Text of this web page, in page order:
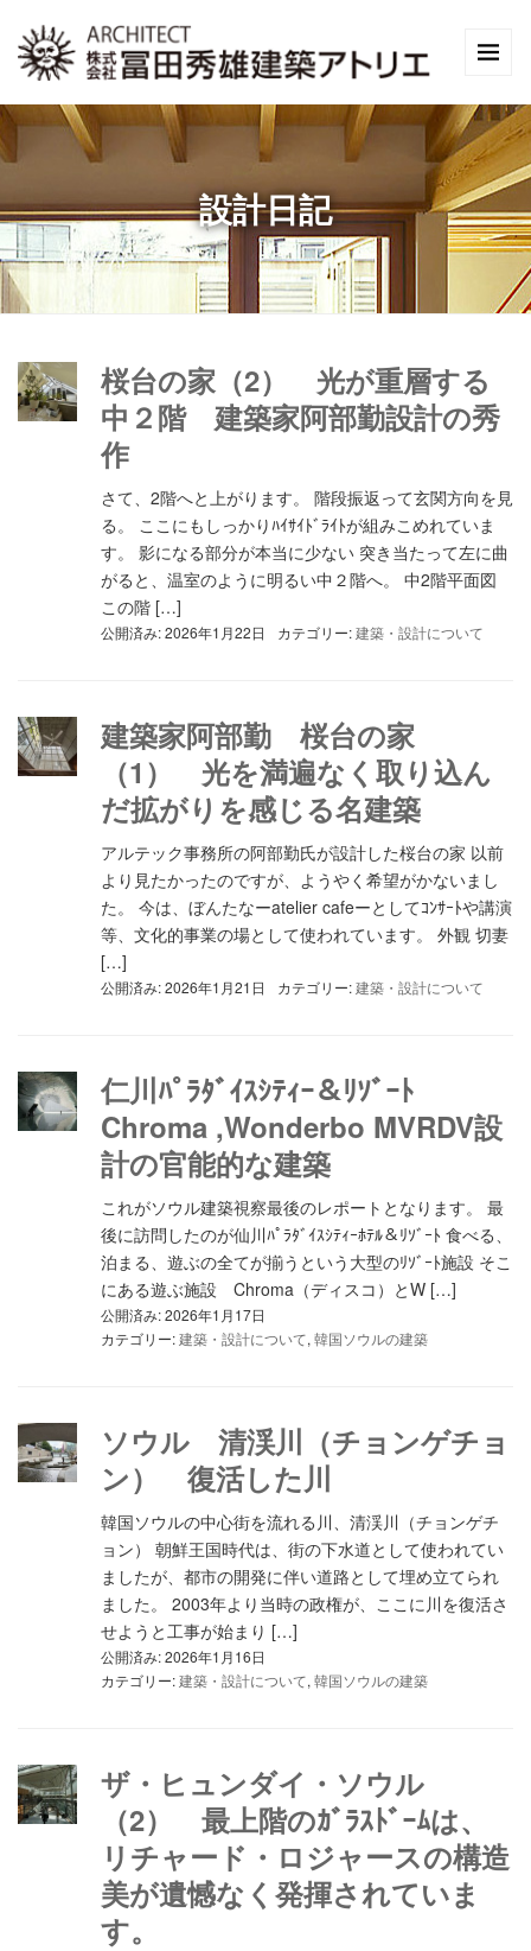
設計日記
桜台の家（2） 光が重層する
中２階 建築家阿部勤設計の秀
作
さて、2階へと上がります。 階段振返って玄関方向を見
る。 ここにもしっかりﾊｲｻｲﾄﾞﾗｲﾄが組みこめれていま
す。 影になる部分が本当に少ない 突き当たって左に曲
がると、温室のように明るい中２階へ。 中2階平面図
この階 […]
公開済み: 2026年1月22日 カテゴリー:建築・設計について
建築家阿部勤 桜台の家
（1） 光を満遍なく取り込ん
だ拡がりを感じる名建築
アルテック事務所の阿部勤氏が設計した桜台の家 以前
より見たかったのですが、ようやく希望がかないまし
た。 今は、ぼんたなーatelier cafeーとしてｺﾝｻｰﾄや講演
等、文化的事業の場として使われています。 外観 切妻
[…]
公開済み: 2026年1月21日 カテゴリー:建築・設計について
仁川ﾊﾟﾗﾀﾞｲｽｼﾃｨｰ＆ﾘｿﾞｰﾄ
Chroma ,Wonderbo MVRDV設
計の官能的な建築
これがソウル建築視察最後のレポートとなります。 最
後に訪問したのが仙川ﾊﾟﾗﾀﾞｲｽｼﾃｨｰﾎﾃﾙ＆ﾘｿﾞｰﾄ 食べる、
泊まる、遊ぶの全てが揃うという大型のﾘｿﾞｰﾄ施設 そこ
にある遊ぶ施設 Chroma（ディスコ）とW […]
公開済み: 2026年1月17日
カテゴリー:建築・設計について, 韓国ソウルの建築
ソウル 清渓川（チョンゲチョ
ン） 復活した川
韓国ソウルの中心街を流れる川、清渓川（チョンゲチ
ョン） 朝鮮王国時代は、街の下水道として使われてい
ましたが、都市の開発に伴い道路として埋め立てられ
ました。 2003年より当時の政権が、ここに川を復活さ
せようと工事が始まり […]
公開済み: 2026年1月16日
カテゴリー:建築・設計について, 韓国ソウルの建築
ザ・ヒュンダイ・ソウル
（2） 最上階のｶﾞﾗｽﾄﾞｰﾑは、
リチャード・ロジャースの構造
美が遺憾なく発揮されていま
す。